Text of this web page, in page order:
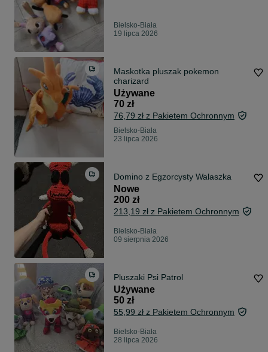
Bielsko-Biała
19 lipca 2026
Maskotka pluszak pokemon
charizard
Używane
70 zł
76,79 zł z Pakietem Ochronnym
Bielsko-Biała
23 lipca 2026
Domino z Egzorcysty Walaszka
Nowe
200 zł
213,19 zł z Pakietem Ochronnym
Bielsko-Biała
09 sierpnia 2026
Pluszaki Psi Patrol
Używane
50 zł
55,99 zł z Pakietem Ochronnym
Bielsko-Biała
28 lipca 2026